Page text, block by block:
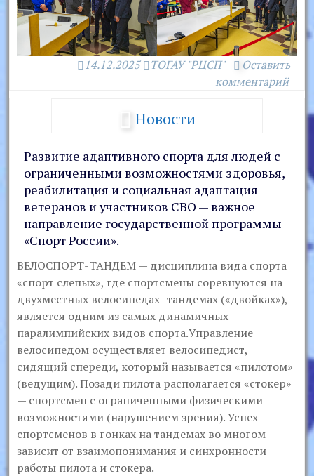
14.12.2025 ТОГАУ "РЦСП"
Оставить
комментарий
Новости
Развитие адаптивного спорта для людей с
ограниченными возможностями здоровья,
реабилитация и социальная адаптация
ветеранов и участников СВО — важное
направление государственной программы
«Спорт России».
ВЕЛОСПОРТ-ТАНДЕМ — дисциплина вида спорта
«спорт слепых», где спортсмены соревнуются на
двухместных велосипедах- тандемах («двойках»),
является одним из самых динамичных
паралимпийских видов спорта.Управление
велосипедом осуществляет велосипедист,
сидящий спереди, который называется «пилотом»
(ведущим). Позади пилота располагается «стокер»
— спортсмен с ограниченными физическими
возможностями (нарушением зрения). Успех
спортсменов в гонках на тандемах во многом
зависит от взаимопонимания и синхронности
работы пилота и стокера.